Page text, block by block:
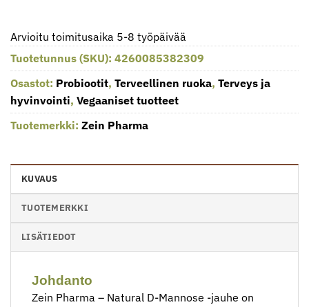
Arvioitu toimitusaika 5-8 työpäivää
Tuotetunnus (SKU): 4260085382309
Osastot: Probiootit, Terveellinen ruoka, Terveys ja
hyvinvointi, Vegaaniset tuotteet
Tuotemerkki: Zein Pharma
KUVAUS
TUOTEMERKKI
LISÄTIEDOT
Johdanto
Zein Pharma – Natural D-Mannose -jauhe on